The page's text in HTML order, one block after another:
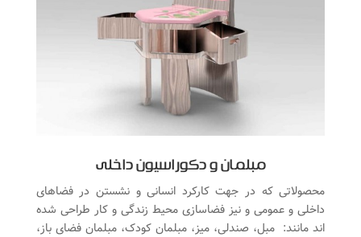
مبلمان و دکوراسیون داخلی
محصولاتی که در جهت کارکرد انسانی و نشستن در فضاهای
داخلی و عمومی و نیز فضاسازی محیط زندگی و کار طراحی شده
اند مانند: مبل، صندلی، میز، مبلمان کودک، مبلمان فضای باز،